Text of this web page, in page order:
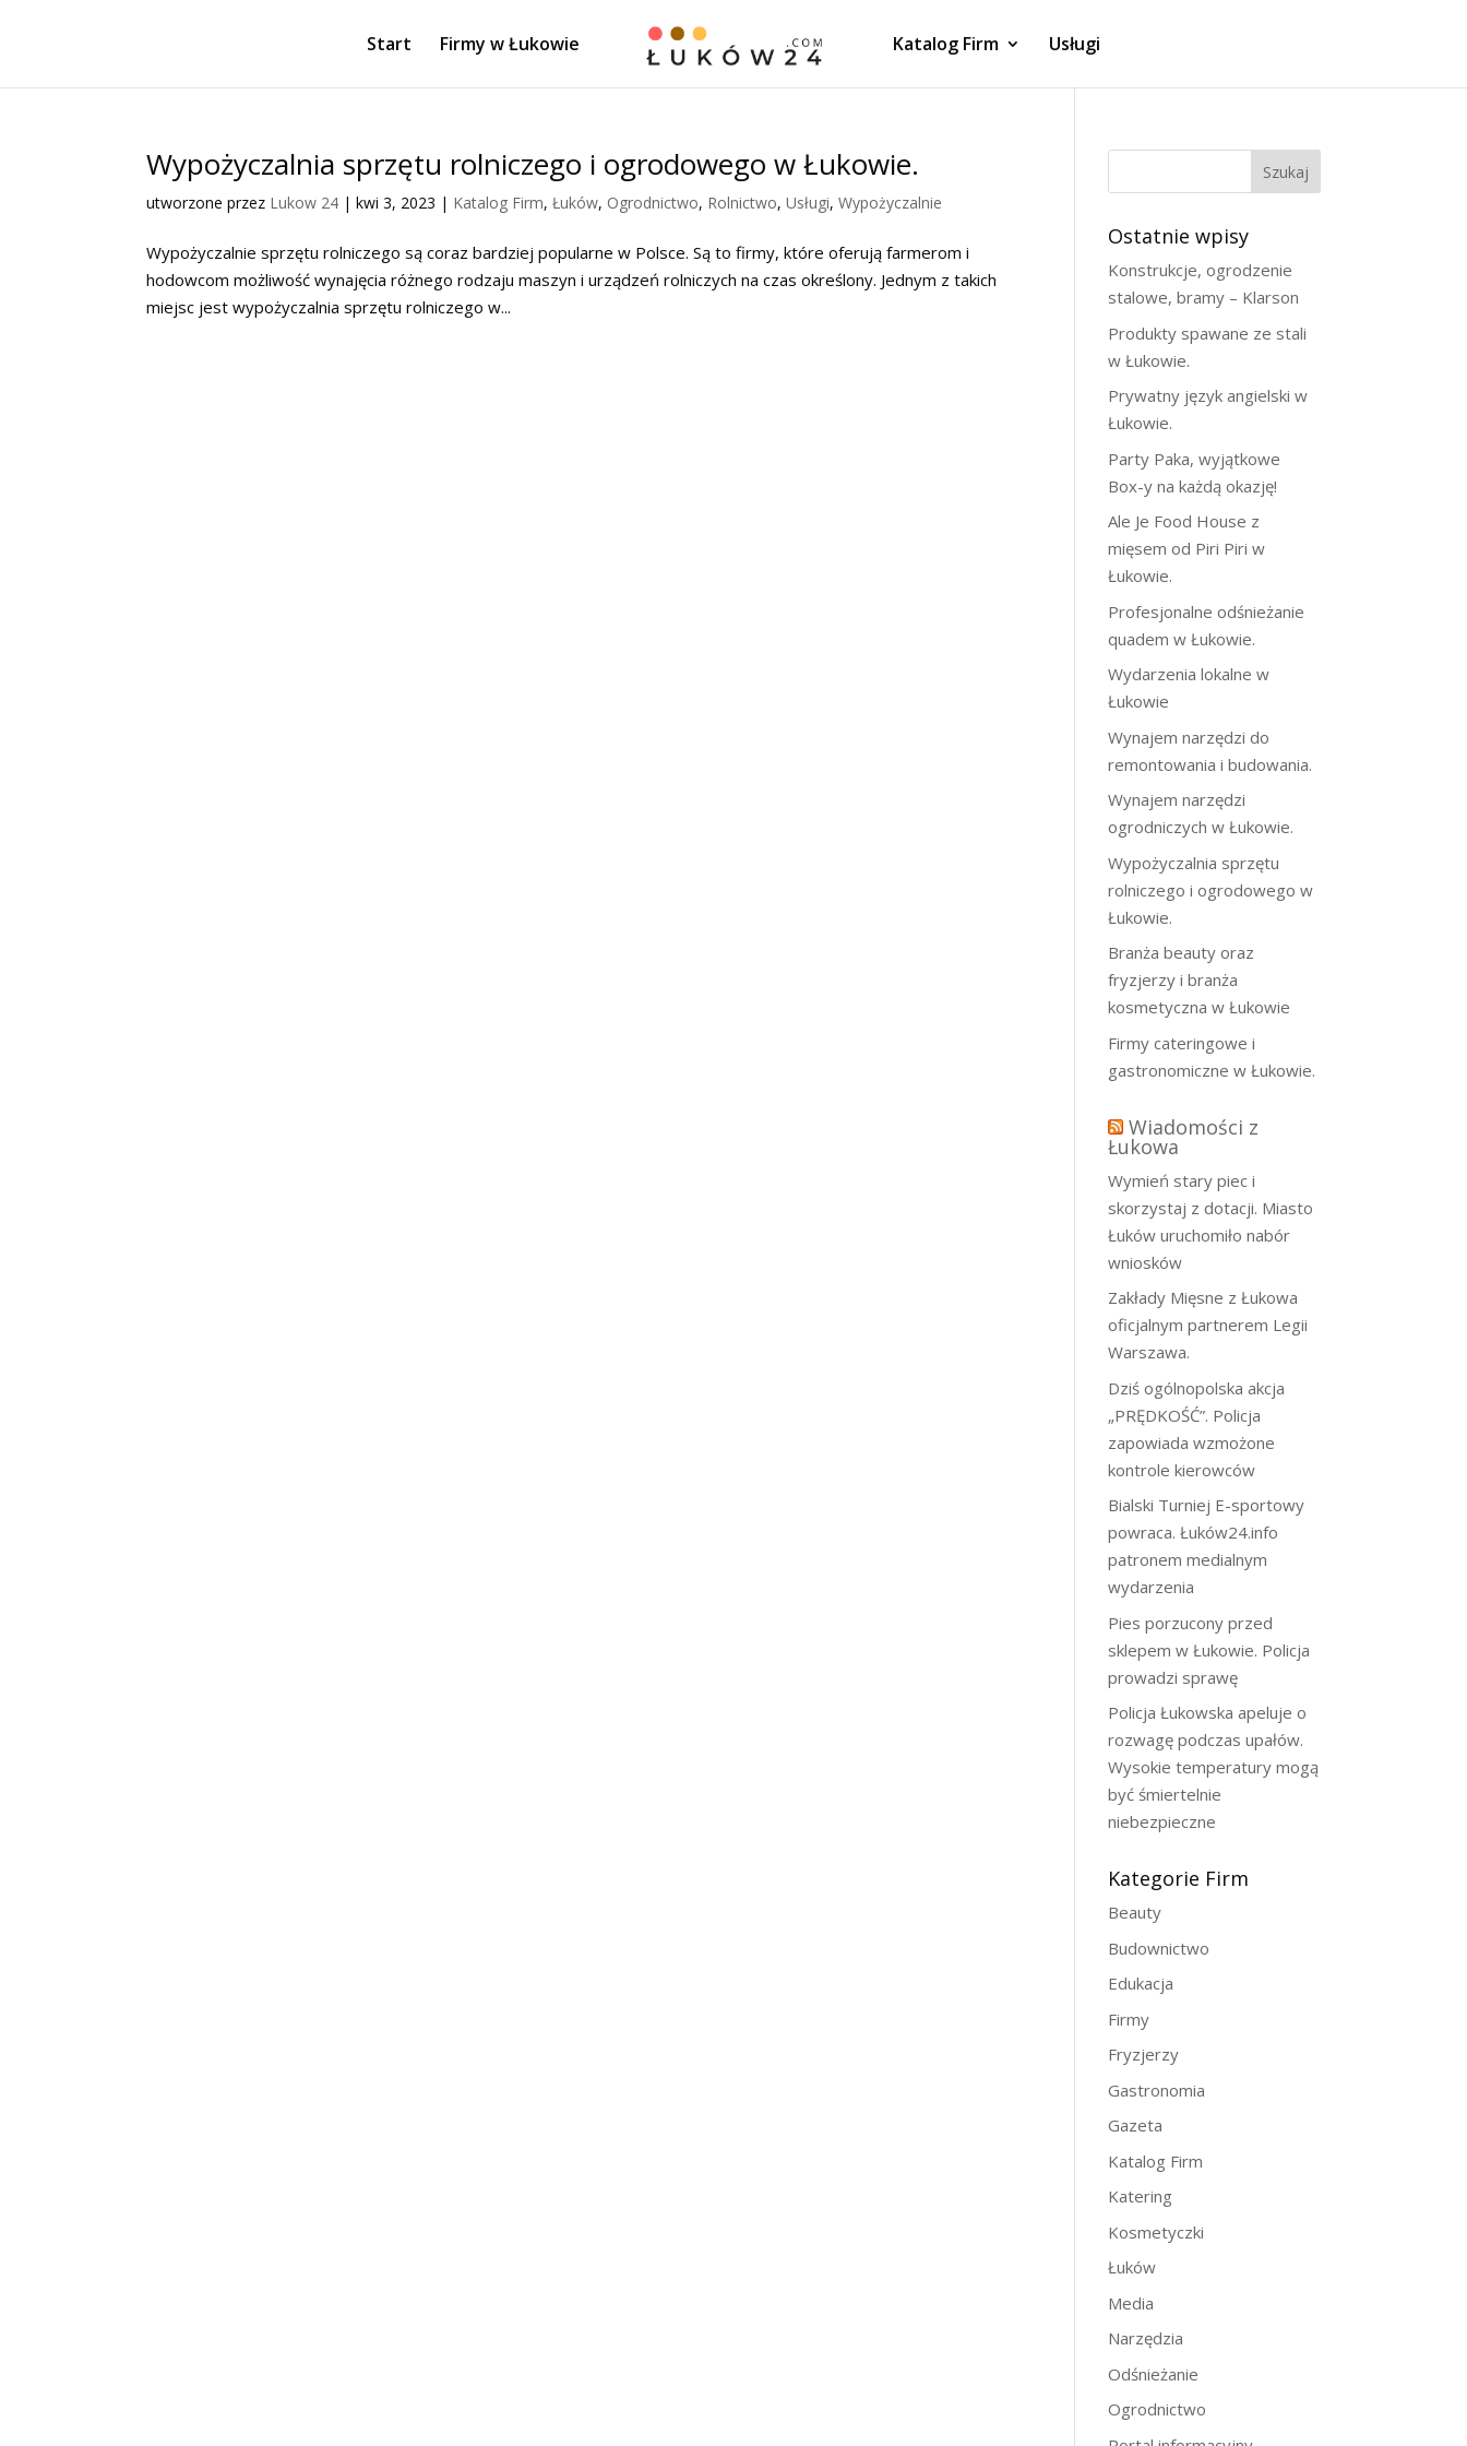
Start Firmy w Łukowie Katalog Firm Usługi
Wypożyczalnia sprzętu rolniczego i ogrodowego w Łukowie.
utworzone przez Lukow 24 |kwi 3, 2023 | Katalog Firm,Łuków, Ogrodnictwo, Rolnictwo,Usługi,Wypożyczalnie
Wypożyczalnie sprzętu rolniczego są coraz bardziej popularne w Polsce. Są to firmy, które oferują farmerom i
hodowcom możliwość wynajęcia różnego rodzaju maszyn i urządzeń rolniczych na czas określony. Jednym z takich
miejsc jest wypożyczalnia sprzętu rolniczego w...
Szukaj
Ostatnie wpisy
Konstrukcje, ogrodzenie
stalowe, bramy – Klarson
Produkty spawane ze stali
w Łukowie.
Prywatny język angielski w
Łukowie.
Party Paka, wyjątkowe
Box-y na każdą okazję!
Ale Je Food House z
mięsem od Piri Piri w
Łukowie.
Profesjonalne odśnieżanie
quadem w Łukowie.
Wydarzenia lokalne w
Łukowie
Wynajem narzędzi do
remontowania i budowania.
Wynajem narzędzi
ogrodniczych w Łukowie.
Wypożyczalnia sprzętu
rolniczego i ogrodowego w
Łukowie.
Branża beauty oraz
fryzjerzy i branża
kosmetyczna w Łukowie
Firmy cateringowe i
gastronomiczne w Łukowie.
Wiadomości z
Łukowa
Wymień stary piec i
skorzystaj z dotacji. Miasto
Łuków uruchomiło nabór
wniosków
Zakłady Mięsne z Łukowa
oficjalnym partnerem Legii
Warszawa.
Dziś ogólnopolska akcja
„PRĘDKOŚĆ”. Policja
zapowiada wzmożone
kontrole kierowców
Bialski Turniej E-sportowy
powraca. Łuków24.info
patronem medialnym
wydarzenia
Pies porzucony przed
sklepem w Łukowie. Policja
prowadzi sprawę
Policja Łukowska apeluje o
rozwagę podczas upałów.
Wysokie temperatury mogą
być śmiertelnie
niebezpieczne
Kategorie Firm
Beauty
Budownictwo
Edukacja
Firmy
Fryzjerzy
Gastronomia
Gazeta
Katalog Firm
Katering
Kosmetyczki
Łuków
Media
Narzędzia
Odśnieżanie
Ogrodnictwo